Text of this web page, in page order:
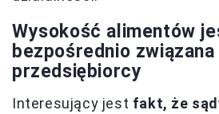
Wysokość alimentów
bezpośrednio
przedsiębiorcy
Interesujący jest fakt, że